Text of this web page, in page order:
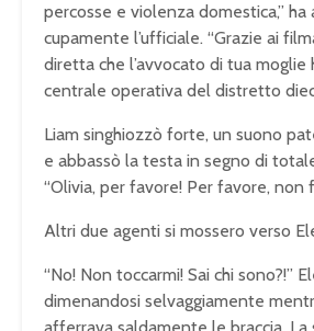
percosse e violenza domestica,”
cupamente l’ufficiale. “Grazie ai
diretta che l’avvocato di tua
centrale operativa del distretto
Liam singhiozzò forte, un suono
e abbassò la testa in segno di
“Olivia, per favore! Per favore, non
Altri due agenti si mossero verso
“No! Non toccarmi! Sai chi sono?!”
dimenandosi selvaggiamente